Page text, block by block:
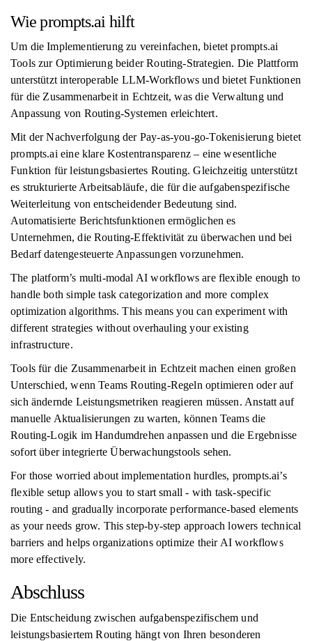
Wie prompts.ai hilft
Um die Implementierung zu vereinfachen, bietet prompts.ai
Tools zur Optimierung beider Routing-Strategien. Die Plattform
unterstützt interoperable LLM-Workflows und bietet Funktionen
für die Zusammenarbeit in Echtzeit, was die Verwaltung und
Anpassung von Routing-Systemen erleichtert.
Mit der Nachverfolgung der Pay-as-you-go-Tokenisierung bietet
prompts.ai eine klare Kostentransparenz – eine wesentliche
Funktion für leistungsbasiertes Routing. Gleichzeitig unterstützt
es strukturierte Arbeitsabläufe, die für die aufgabenspezifische
Weiterleitung von entscheidender Bedeutung sind.
Automatisierte Berichtsfunktionen ermöglichen es
Unternehmen, die Routing-Effektivität zu überwachen und bei
Bedarf datengesteuerte Anpassungen vorzunehmen.
The platform’s multi-modal AI workflows are flexible enough to
handle both simple task categorization and more complex
optimization algorithms. This means you can experiment with
different strategies without overhauling your existing
infrastructure.
Tools für die Zusammenarbeit in Echtzeit machen einen großen
Unterschied, wenn Teams Routing-Regeln optimieren oder auf
sich ändernde Leistungsmetriken reagieren müssen. Anstatt auf
manuelle Aktualisierungen zu warten, können Teams die
Routing-Logik im Handumdrehen anpassen und die Ergebnisse
sofort über integrierte Überwachungstools sehen.
For those worried about implementation hurdles, prompts.ai’s
flexible setup allows you to start small - with task-specific
routing - and gradually incorporate performance-based elements
as your needs grow. This step-by-step approach lowers technical
barriers and helps organizations optimize their AI workflows
more effectively.
Abschluss
Die Entscheidung zwischen aufgabenspezifischem und
leistungsbasiertem Routing hängt von Ihren besonderen